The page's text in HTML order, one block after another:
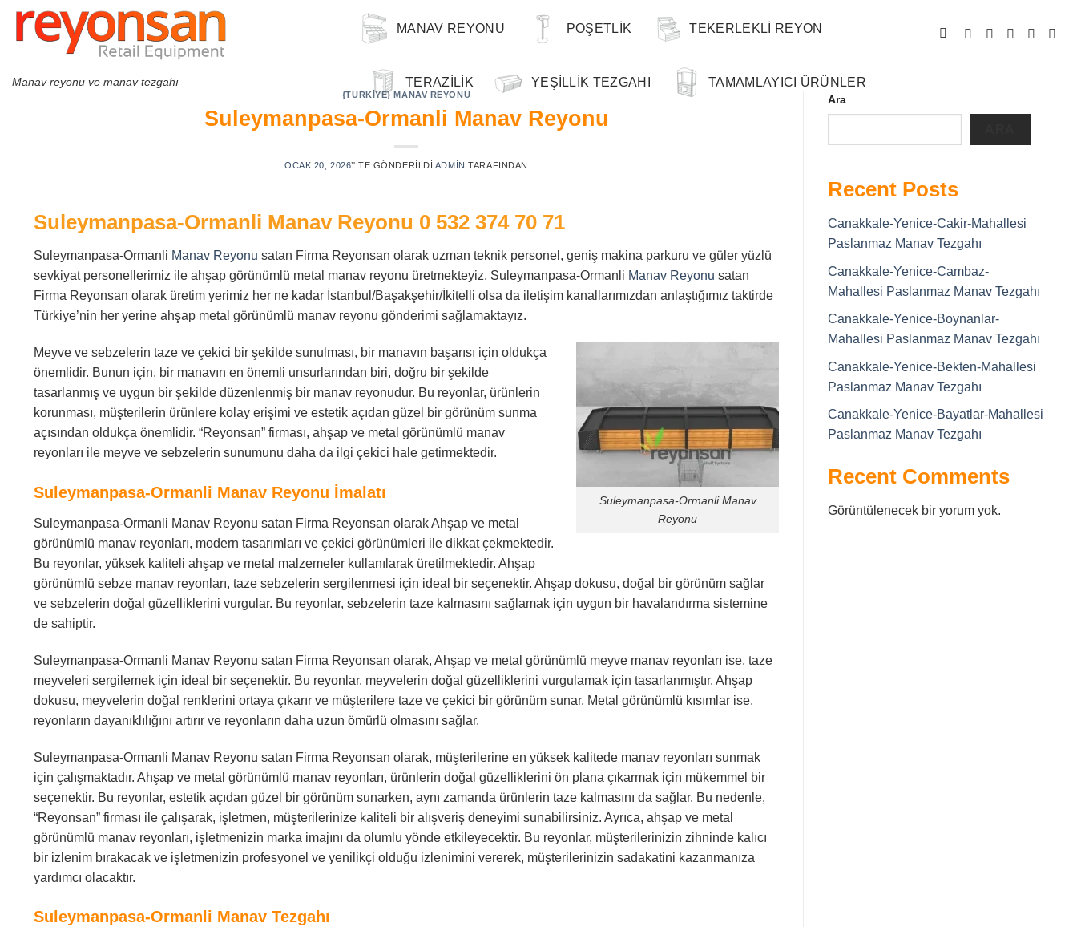
Skip
Manav reyonu ve manav tezgahı
MANAV REYONU POŞETLIK TEKERLEKLI REYON
TERAZILIK YEŞILLIK TEZGAHI TAMAMLAYICI ÜRÜNLER
{TURKIYE} MANAV REYONU
Suleymanpasa-Ormanli Manav Reyonu
OCAK 20, 2026’' TE GÖNDERILDI ADMIN TARAFINDAN
Suleymanpasa-Ormanli Manav Reyonu 0 532 374 70 71
Suleymanpasa-Ormanli Manav Reyonu satan Firma Reyonsan olarak uzman teknik personel, geniş makina parkuru ve güler yüzlü
sevkiyat personellerimiz ile ahşap görünümlü metal manav reyonu üretmekteyiz. Suleymanpasa-Ormanli Manav Reyonu satan
Firma Reyonsan olarak üretim yerimiz her ne kadar İstanbul/Başakşehir/İkitelli olsa da iletişim kanallarımızdan anlaştığımız taktirde
Türkiye’nin her yerine ahşap metal görünümlü manav reyonu gönderimi sağlamaktayız.
Suleymanpasa-Ormanli Manav
Reyonu
Meyve ve sebzelerin taze ve çekici bir şekilde sunulması, bir manavın başarısı için oldukça
önemlidir. Bunun için, bir manavın en önemli unsurlarından biri, doğru bir şekilde
tasarlanmış ve uygun bir şekilde düzenlenmiş bir manav reyonudur. Bu reyonlar, ürünlerin
korunması, müşterilerin ürünlere kolay erişimi ve estetik açıdan güzel bir görünüm sunma
açısından oldukça önemlidir. “Reyonsan” firması, ahşap ve metal görünümlü manav
reyonları ile meyve ve sebzelerin sunumunu daha da ilgi çekici hale getirmektedir.
Suleymanpasa-Ormanli Manav Reyonu İmalatı
Suleymanpasa-Ormanli Manav Reyonu satan Firma Reyonsan olarak Ahşap ve metal
görünümlü manav reyonları, modern tasarımları ve çekici görünümleri ile dikkat çekmektedir.
Bu reyonlar, yüksek kaliteli ahşap ve metal malzemeler kullanılarak üretilmektedir. Ahşap
görünümlü sebze manav reyonları, taze sebzelerin sergilenmesi için ideal bir seçenektir. Ahşap dokusu, doğal bir görünüm sağlar
ve sebzelerin doğal güzelliklerini vurgular. Bu reyonlar, sebzelerin taze kalmasını sağlamak için uygun bir havalandırma sistemine
de sahiptir.
Suleymanpasa-Ormanli Manav Reyonu satan Firma Reyonsan olarak, Ahşap ve metal görünümlü meyve manav reyonları ise, taze
meyveleri sergilemek için ideal bir seçenektir. Bu reyonlar, meyvelerin doğal güzelliklerini vurgulamak için tasarlanmıştır. Ahşap
dokusu, meyvelerin doğal renklerini ortaya çıkarır ve müşterilere taze ve çekici bir görünüm sunar. Metal görünümlü kısımlar ise,
reyonların dayanıklılığını artırır ve reyonların daha uzun ömürlü olmasını sağlar.
Suleymanpasa-Ormanli Manav Reyonu satan Firma Reyonsan olarak, müşterilerine en yüksek kalitede manav reyonları sunmak
için çalışmaktadır. Ahşap ve metal görünümlü manav reyonları, ürünlerin doğal güzelliklerini ön plana çıkarmak için mükemmel bir
seçenektir. Bu reyonlar, estetik açıdan güzel bir görünüm sunarken, aynı zamanda ürünlerin taze kalmasını da sağlar. Bu nedenle,
“Reyonsan” firması ile çalışarak, işletmen, müşterilerinize kaliteli bir alışveriş deneyimi sunabilirsiniz. Ayrıca, ahşap ve metal
görünümlü manav reyonları, işletmenizin marka imajını da olumlu yönde etkileyecektir. Bu reyonlar, müşterilerinizin zihninde kalıcı
bir izlenim bırakacak ve işletmenizin profesyonel ve yenilikçi olduğu izlenimini vererek, müşterilerinizin sadakatini kazanmanıza
yardımcı olacaktır.
Suleymanpasa-Ormanli Manav Tezgahı
Ara
Recent Posts
Canakkale-Yenice-Cakir-Mahallesi
Paslanmaz Manav Tezgahı
Canakkale-Yenice-Cambaz-
Mahallesi Paslanmaz Manav Tezgahı
Canakkale-Yenice-Boynanlar-
Mahallesi Paslanmaz Manav Tezgahı
Canakkale-Yenice-Bekten-Mahallesi
Paslanmaz Manav Tezgahı
Canakkale-Yenice-Bayatlar-Mahallesi
Paslanmaz Manav Tezgahı
Recent Comments
Görüntülenecek bir yorum yok.